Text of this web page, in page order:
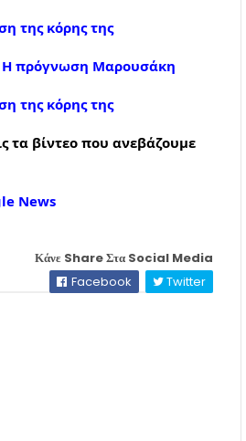
της κόρης της
Η πρόγνωση Μαρουσάκη
της κόρης της
τα βίντεο που ανεβάζουμε
News
Κάνε Share Στα Social Media
Facebook
Twitter